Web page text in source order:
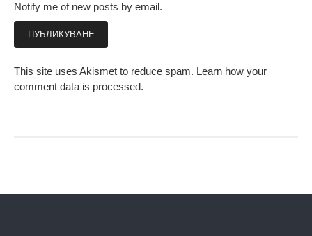
Notify me of new posts by email.
This site uses Akismet to reduce spam. Learn how your
comment data is processed.